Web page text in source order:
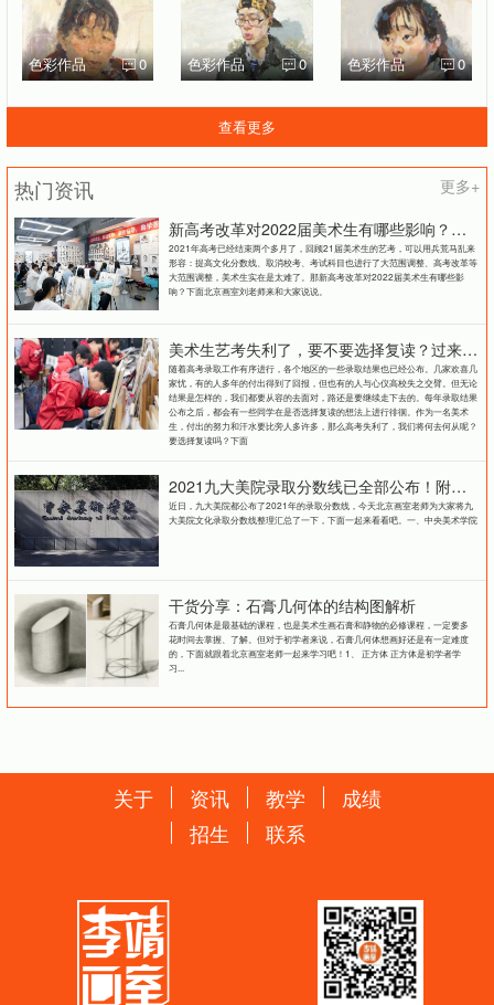
色彩作品 0 色彩作品 0 色彩作品 0
查看更多
热门资讯
更多+
新高考改革对2022届美术生有哪些影响？北京画室刘老师来和大家说说
2021年高考已经结束两个多月了，回顾21届美术生的艺考，可以用兵荒马乱来
形容：提高文化分数线、取消校考、考试科目也进行了大范围调整、高考改革等
大范围调整，美术生实在是太难了。那新高考改革对2022届美术生有哪些影
响？下面北京画室刘老师来和大家说说。
美术生艺考失利了，要不要选择复读？过来人提出这几点建议
随着高考录取工作有序进行，各个地区的一些录取结果也已经公布。几家欢喜几
家忧，有的人多年的付出得到了回报，但也有的人与心仪高校失之交臂。但无论
结果是怎样的，我们都要从容的去面对，路还是要继续走下去的。每年录取结果
公布之后，都会有一些同学在是否选择复读的想法上进行徘徊。作为一名美术
生，付出的努力和汗水要比旁人多许多，那么高考失利了，我们将何去何从呢？
要选择复读吗？下面
2021九大美院录取分数线已全部公布！附各大院校录取分数线汇总！
近日，九大美院都公布了2021年的录取分数线，今天北京画室老师为大家将九
大美院文化录取分数线整理汇总了一下，下面一起来看看吧。一、中央美术学院
干货分享：石膏几何体的结构图解析
石膏几何体是最基础的课程，也是美术生画石膏和静物的必修课程，一定要多
花时间去掌握、了解。但对于初学者来说，石膏几何体想画好还是有一定难度
的，下面就跟着北京画室老师一起来学习吧！1、 正方体 正方体是初学者学
习...
关于 资讯 教学
成绩
招生
联系